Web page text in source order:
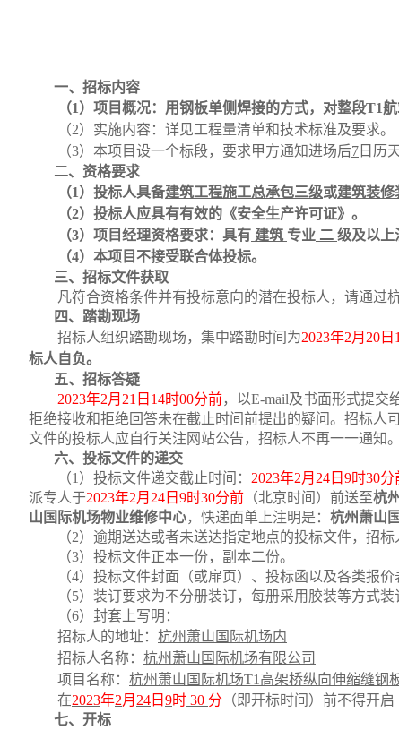
一、 招标内容
（1） 项目概况：用钢板单侧焊接的方式， 对整段T1
（2） 实施内容：详见工程量清单和技术标准及要求。
（3） 本项目设一个标段，要求甲方通知进场后7 日历
二、 资格要求
（1）投标人具备建筑工程施工总承包三级或建筑装修
（2） 投标人应具有有效的《安全生产许可证》。
（3）项目经理资格要求：具有 建筑 专业 二 级及以上
（4）本项目不接受联合体投标。
三、 招标文件获取
凡符合资格条件并有投标意向的潜在投标人，请通过
四、 踏勘现场
招标人组织踏勘现场，集中踏勘时间为2023年2月 20 日
标人自负。
五、 招标答疑
2023年2月 21 日 14时00分前，以E-mail及书面形式提交
拒绝接收和拒绝回答未在截止时间前提出的疑问。招标人
文件的投标人应自行关注网站公告，招标人不再一一通知
六、 投标文件的递交
（1）投标文件递交截止时间： 2023年2月 24 日 9时30分
派专人于2023年2月 24 日 9时30分前 （北京时间）前送至杭
山国际机场物业维修中心，快递面单上注明是： 杭州萧山
（2） 逾期送达或者未送达指定地点的投标文件，招标
（3）投标文件正本一份，副本二份。
（4）投标文件封面（或扉页）、投标函以及各类报
（5）装订要求为不分册装订，每册采用胶装等方式
（6）封套上写明：
招标人的地址： 杭州萧山国际机场内
招标人名称： 杭州萧山国际机场有限公司
项目名称： 杭州萧山国际机场T1高架桥纵向伸缩缝钢
在2023年2月 24 日 9时 30 分 （即开标时间）前不得开启
七、 开标